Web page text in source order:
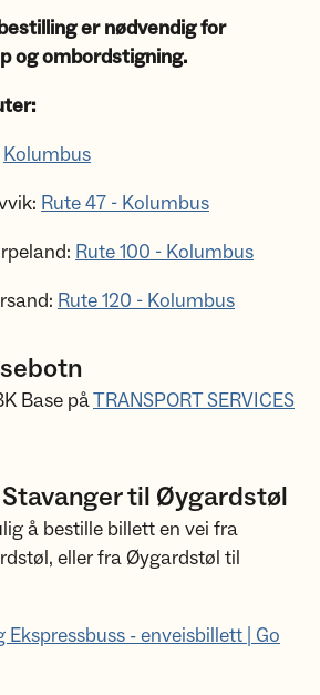
er nødvendig for
og ombordstigning.
Kolumbus
Rute 47 - Kolumbus
Rute 100 - Kolumbus
Rute 120 - Kolumbus
Base påTRANSPORT SERVICES
til Øygardstøl
å bestille billett en vei fra
eller fra Øygardstøl til
Ekspressbuss - enveisbillett | Go